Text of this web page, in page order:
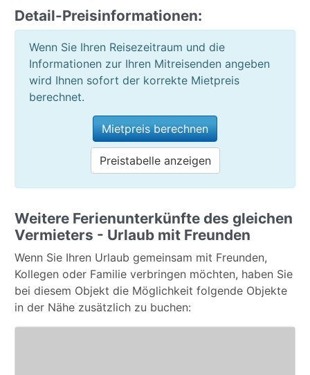
Die Unterkunft war schön und entsprach meiner
Erwartung
Die Unterkunft war gut und korrekt beschrieben
Ja, ich würde wieder über Teneriffa Ferienhaus
buchen
Markus aus Waiblingen / Deutschland schreibt
am 23.09.2024
Die Lage der Wohnung mit der Sicht über das
Meer, die Terrasse und der grüne Garten waren
Einweisung. Alles sehr gut.
Die Unterkunft war schön und entsprach meiner
Erwartung
Die Unterkunft war gut und korrekt beschrieben
Ja, ich würde wieder über Teneriffa Ferienhaus
buchen
Detail-Preisinformationen:
Wenn Sie Ihren Reisezeitraum und die
Informationen zur Ihren Mitreisenden angeben
wird Ihnen sofort der korrekte Mietpreis
berechnet.
Mietpreis berechnen
Preistabelle anzeigen
Weitere Ferienunterkünfte des gleichen
Vermieters - Urlaub mit Freunden
Wenn Sie Ihren Urlaub gemeinsam mit Freunden,
Kollegen oder Familie verbringen möchten, haben Sie
bei diesem Objekt die Möglichkeit folgende Objekte
in der Nähe zusätzlich zu buchen: